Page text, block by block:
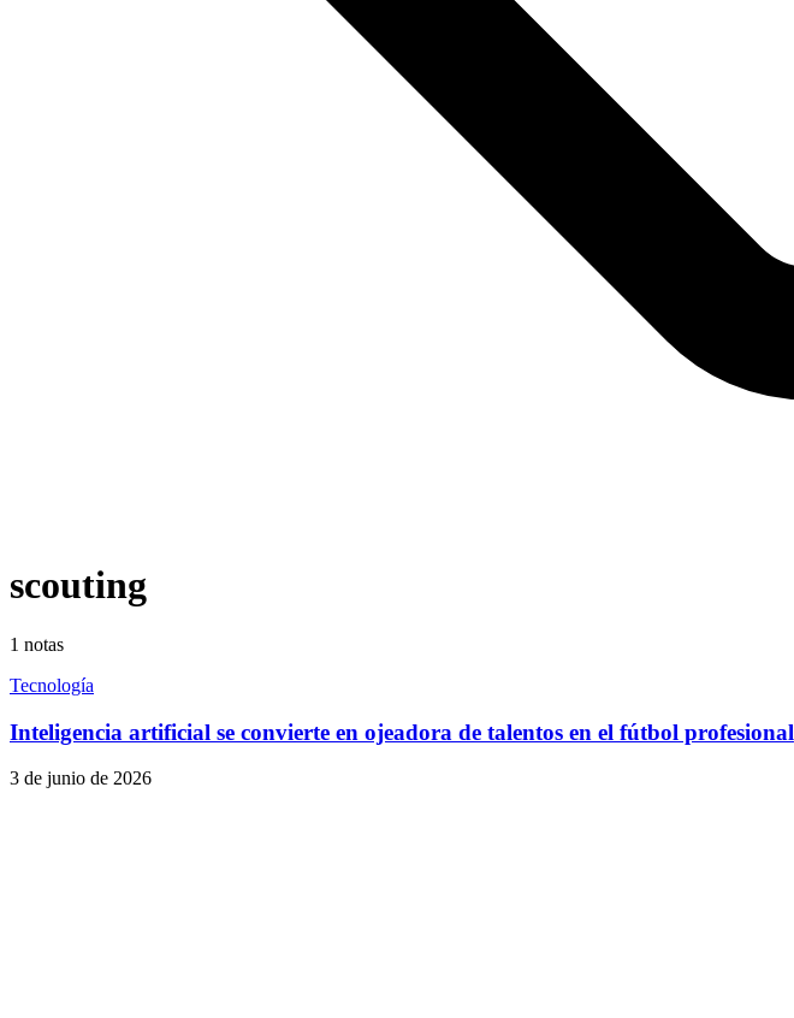
scouting
1 notas
Tecnología
Inteligencia artificial se convierte en ojeadora de talentos en el fútbol profesional
3 de junio de 2026